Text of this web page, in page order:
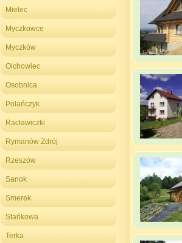
Mielec
Myczkowce
Myczków
Olchowiec
Osobnica
Polańczyk
Racławiczki
Rymanów Zdrój
Rzeszów
Sanok
Smerek
Stańkowa
Terka